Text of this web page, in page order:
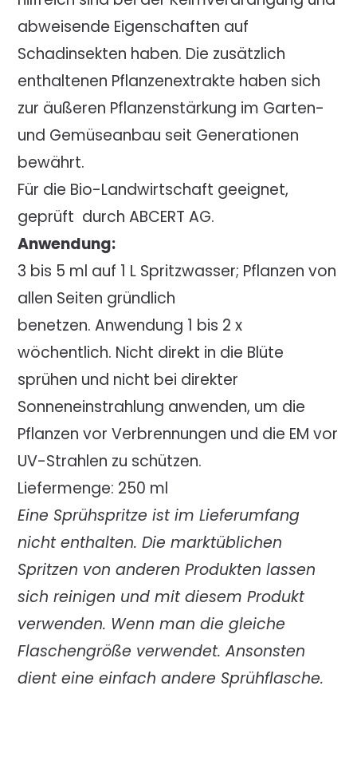
abweisende Eigenschaften auf
Schadinsekten haben. Die zusätzlich
enthaltenen Pflanzenextrakte haben sich
zur äußeren Pflanzenstärkung im Garten-
und Gemüseanbau seit Generationen
bewährt.
Für die Bio-Landwirtschaft geeignet,
geprüft durch ABCERT AG.
Anwendung:
3 bis 5 ml auf 1 L Spritzwasser; Pflanzen von
allen Seiten gründlich
benetzen. Anwendung 1 bis 2 x
wöchentlich. Nicht direkt in die Blüte
sprühen und nicht bei direkter
Sonneneinstrahlung anwenden, um die
Pflanzen vor Verbrennungen und die EM vor
UV-Strahlen zu schützen.
Liefermenge: 250 ml
Eine Sprühspritze ist im Lieferumfang
nicht enthalten. Die marktüblichen
Spritzen von anderen Produkten lassen
sich reinigen und mit diesem Produkt
verwenden. Wenn man die gleiche
Flaschengröße verwendet. Ansonsten
dient eine einfach andere Sprühflasche.